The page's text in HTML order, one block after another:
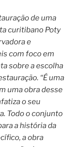
de uma
curitibano Poty
e
com foco em
sobre a escolha
“É uma
uma obra desse
o seu
Todo o conjunto
a história da
a obra